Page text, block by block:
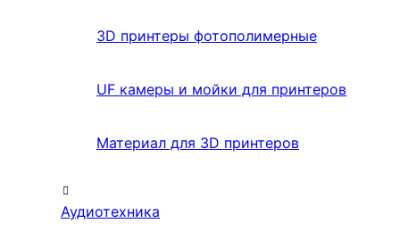
3D принтеры фотополимерные
UF камеры и мойки для принтеров
Материал для 3D принтеров
Аудиотехника